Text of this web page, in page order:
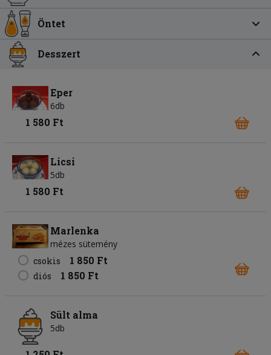
Öntet
Desszert
Eper
6db
1 580 Ft
Licsi
5db
1 580 Ft
Marlenka
mézes sütemény
csokis
1 850 Ft
diós 1 850 Ft
Sült alma
5db